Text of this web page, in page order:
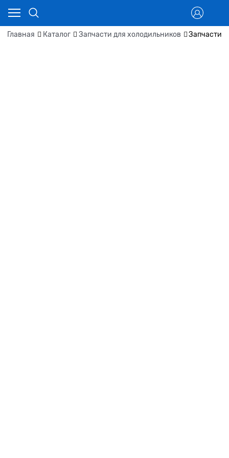
Главная Каталог Запчасти для холодильников Запчасти